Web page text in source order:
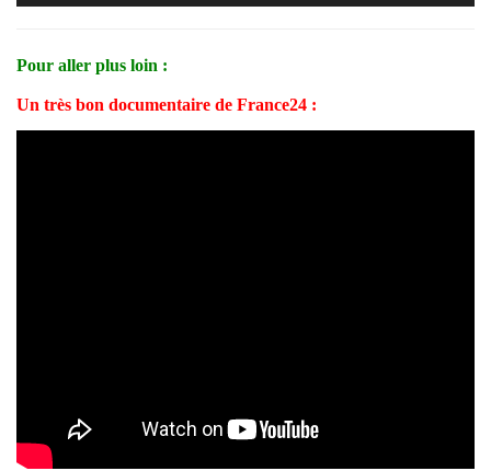
Pour aller plus loin :
Un très bon documentaire de France24 :